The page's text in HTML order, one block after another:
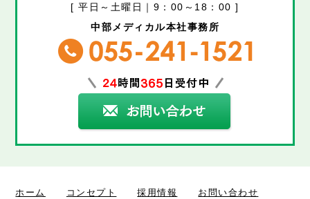
[ 平日～土曜日｜9：00～18：00 ]
中部メディカル本社事務所
ホーム コンセプト 採用情報 お問い合わせ